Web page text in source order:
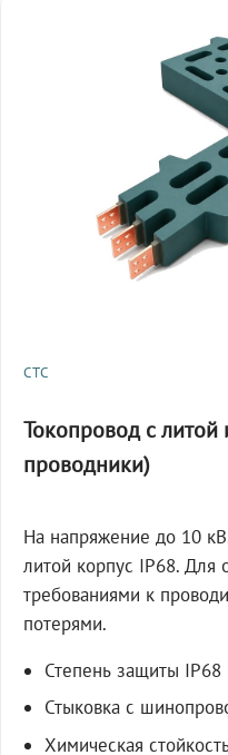
СТС
Токопровод с
проводники)
На напряжение до 10
литой корпус IP68.
требованиями к
потерями.
Степень защиты IP68
Стыковка с
Химическая